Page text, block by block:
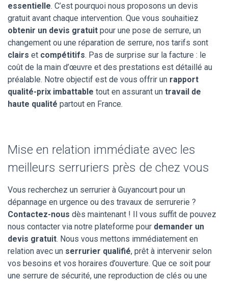
essentielle. C’est pourquoi nous proposons un devis
gratuit avant chaque intervention. Que vous souhaitiez
obtenir un devis gratuit pour une pose de serrure, un
changement ou une réparation de serrure, nos tarifs sont
clairs et compétitifs. Pas de surprise sur la facture : le
coût de la main d’œuvre et des prestations est détaillé au
préalable. Notre objectif est de vous offrir un rapport
qualité-prix imbattable tout en assurant un travail de
haute qualité partout en France.
Mise en relation immédiate avec les
meilleurs serruriers près de chez vous
Vous recherchez un serrurier à Guyancourt pour un
dépannage en urgence ou des travaux de serrurerie ?
Contactez-nous dès maintenant ! Il vous suffit de pouvez
nous contacter via notre plateforme pour demander un
devis gratuit. Nous vous mettons immédiatement en
relation avec un serrurier qualifié, prêt à intervenir selon
vos besoins et vos horaires d’ouverture. Que ce soit pour
une serrure de sécurité, une reproduction de clés ou une